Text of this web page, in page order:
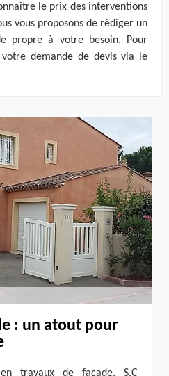
le prix des interventions
vous proposons de rédiger un
propre à votre besoin. Pour
demande de devis via le
: un atout pour
travaux de façade, S.C